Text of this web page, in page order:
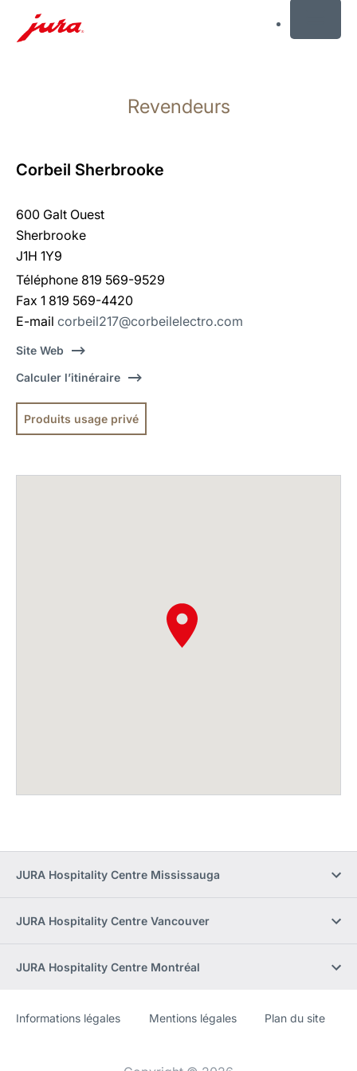
recherche
Revendeurs
Corbeil Sherbrooke
600 Galt Ouest
Sherbrooke
J1H 1Y9
Téléphone 819 569-9529
Fax 1 819 569-4420
E-mail corbeil217@corbeilelectro.com
Site Web
Calculer l’itinéraire
Produits usage privé
JURA Hospitality Centre Mississauga
JURA Hospitality Centre Vancouver
JURA Hospitality Centre Montréal
Site
[Website
Informations légales Mentions légales Plan du site